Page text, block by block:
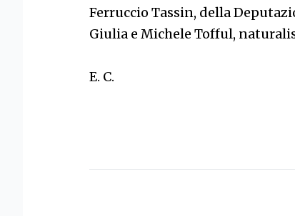
Ferruccio Tassin, della
Giulia e Michele Tofful,
E. C.